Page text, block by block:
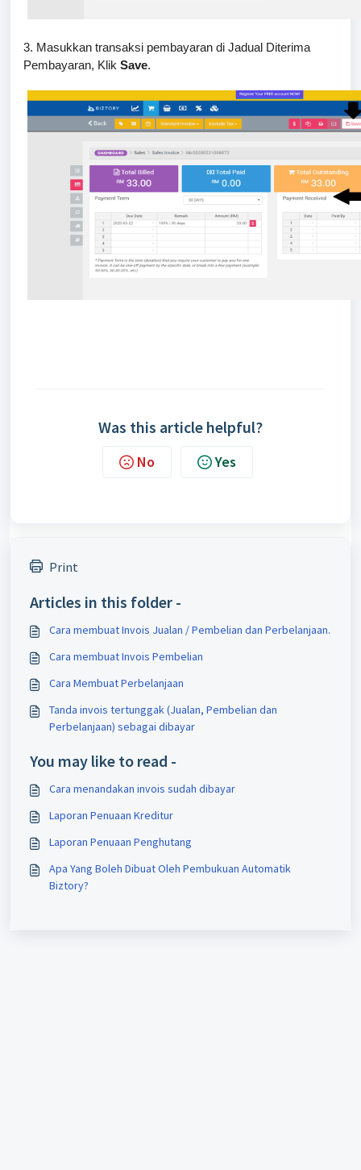
3. Masukkan transaksi pembayaran di Jadual Diterima
Pembayaran, Klik Save.
Was this article helpful?
No Yes
Print
Articles in this folder -
Cara membuat Invois Jualan / Pembelian dan Perbelanjaan.
Cara membuat Invois Pembelian
Cara Membuat Perbelanjaan
Tanda invois tertunggak (Jualan, Pembelian dan
Perbelanjaan) sebagai dibayar
You may like to read -
Cara menandakan invois sudah dibayar
Laporan Penuaan Kreditur
Laporan Penuaan Penghutang
Apa Yang Boleh Dibuat Oleh Pembukuan Automatik
Biztory?